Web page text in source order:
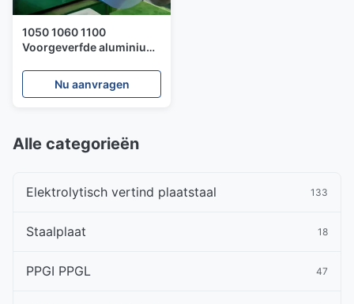
1050 1060 1100
Voorgeverfde aluminium
binnendiameter
Nu aanvragen
Alle categorieën
Elektrolytisch vertind plaatstaal 133
Staalplaat 18
PPGI PPGL 47